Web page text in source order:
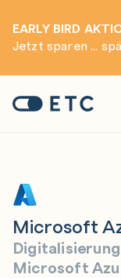
EARLY BIRD
Jetzt sparen ...
Startseite: ETC
Microsoft Microsoft
Microsoft
Microsoft